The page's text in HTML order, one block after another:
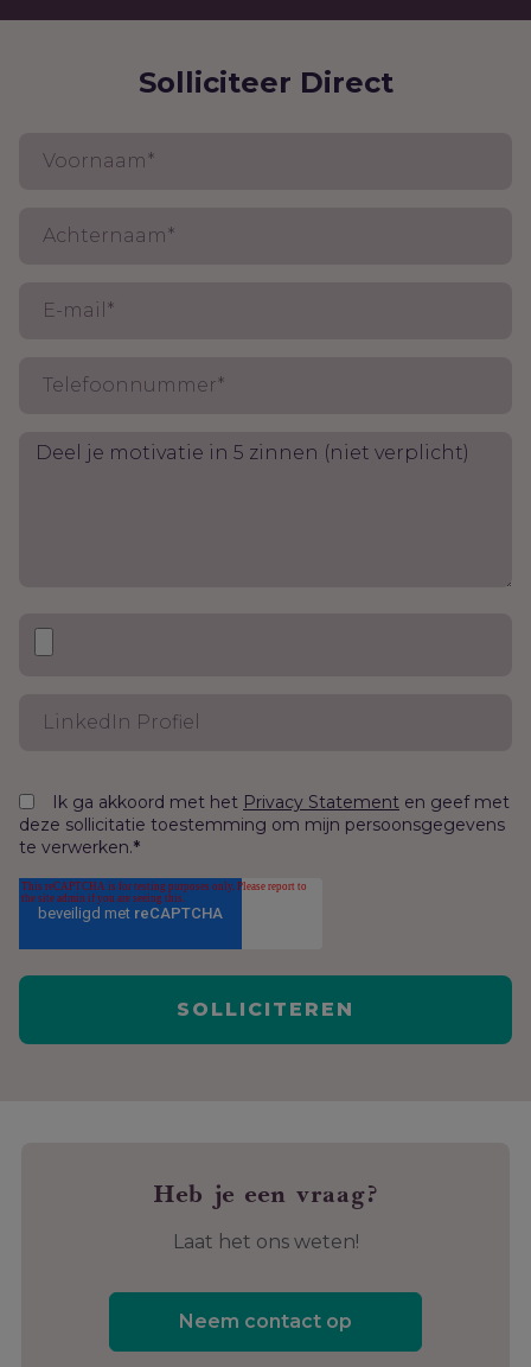
Solliciteer Direct
Ik ga akkoord met het Privacy Statement en geef met
deze sollicitatie toestemming om mijn persoonsgegevens
te verwerken.*
Heb je een vraag?
Laat het ons weten!
Neem contact op